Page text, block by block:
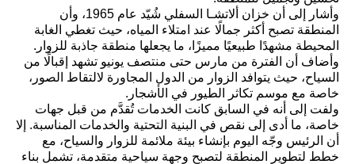
وأشار إلى أن خزان ألاتشـا السفلي شُيّد عام 1965، وأن
المنطقة تصبح أكثر جمالًا عند امتلاء المياه، حيث تغطي الغابة
المحيطة مشهدًا طبيعيًا مميزًا، ما يجعلها منطقة جاذبة للزوار.
وأضاف أن الفترة من مارس حتى منتصف يونيو تشهد إقبالًا من
السياح، حيث يتوافد الزوار من الدول المجاورة لالتقاط الصور،
خاصة مع موسم تكاثر الطيور في الأشجار.
ولفت إلى أنه في السابق كانت الخدمات تُقدَّم من قبل جهات
خاصة، ما أدى إلى نقص في البنية التحتية والخدمات المناسبة. إلا
أن الرئيس وجّه اليوم بإنشاء بيئة ملائمة للزوار والسياح، مع
خطط لتطوير المنطقة لتصبح وجهة سياحية متقدمة، تشمل بناء